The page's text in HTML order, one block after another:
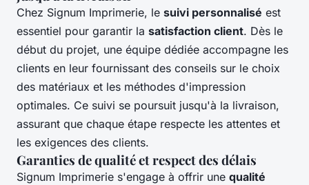
Chez Signum Imprimerie, le suivi personnalisé est
essentiel pour garantir la satisfaction client. Dès le
début du projet, une équipe dédiée accompagne les
clients en leur fournissant des conseils sur le choix
des matériaux et les méthodes d'impression
optimales. Ce suivi se poursuit jusqu'à la livraison,
assurant que chaque étape respecte les attentes et
les exigences des clients.
Garanties de qualité et respect des délais
Signum Imprimerie s'engage à offrir une qualité